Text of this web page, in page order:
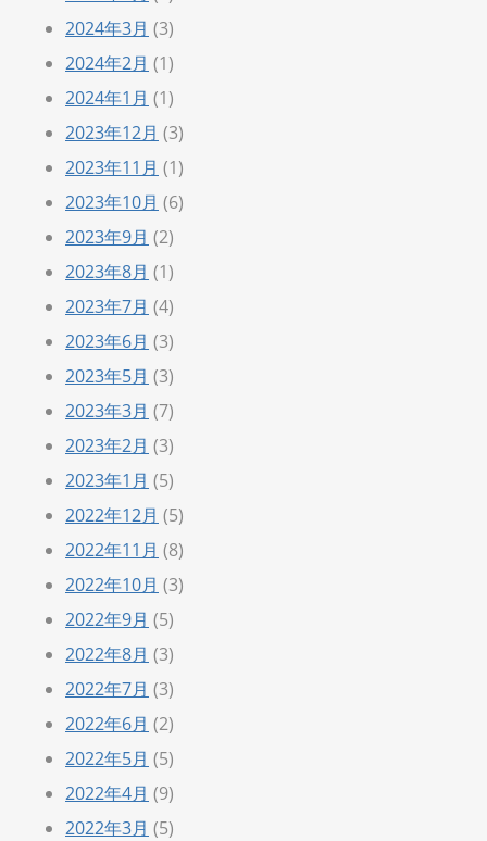
2024年3月 (3)
2024年2月 (1)
2024年1月 (1)
2023年12月 (3)
2023年11月 (1)
2023年10月 (6)
2023年9月 (2)
2023年8月 (1)
2023年7月 (4)
2023年6月 (3)
2023年5月 (3)
2023年3月 (7)
2023年2月 (3)
2023年1月 (5)
2022年12月 (5)
2022年11月 (8)
2022年10月 (3)
2022年9月 (5)
2022年8月 (3)
2022年7月 (3)
2022年6月 (2)
2022年5月 (5)
2022年4月 (9)
2022年3月 (5)